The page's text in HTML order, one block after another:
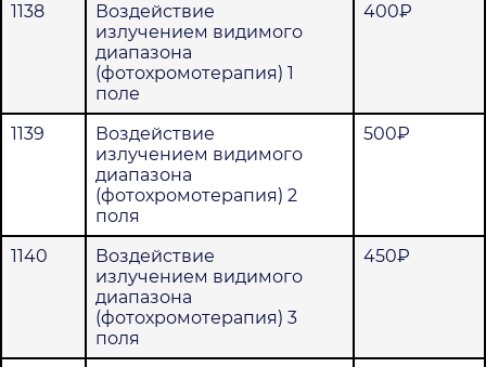
1138
Воздействие
излучением видимого
диапазона
(фотохромотерапия) 1
поле
400₽
1139
Воздействие
излучением видимого
диапазона
(фотохромотерапия) 2
поля
500₽
1140
Воздействие
излучением видимого
диапазона
(фотохромотерапия) 3
поля
450₽